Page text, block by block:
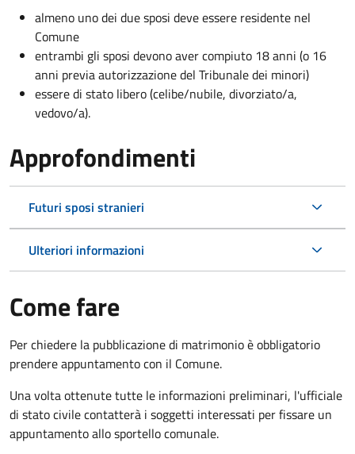
almeno uno dei due sposi deve essere residente nel
Comune
entrambi gli sposi devono aver compiuto 18 anni (o 16
anni previa autorizzazione del Tribunale dei minori)
essere di stato libero (celibe/nubile, divorziato/a,
vedovo/a).
Approfondimenti
Futuri sposi stranieri
Ulteriori informazioni
Come fare
Per chiedere la pubblicazione di matrimonio è obbligatorio
prendere appuntamento con il Comune.
Una volta ottenute tutte le informazioni preliminari, l'ufficiale
di stato civile contatterà i soggetti interessati per fissare un
appuntamento allo sportello comunale.